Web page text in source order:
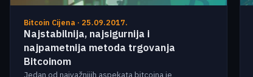
Bitcoin Cijena · 25.09.2017.
Najstabilnija, najsigurnija i
najpametnija metoda trgovanja
Bitcoinom
Jedan od najvažnijih aspekata bitcoina je